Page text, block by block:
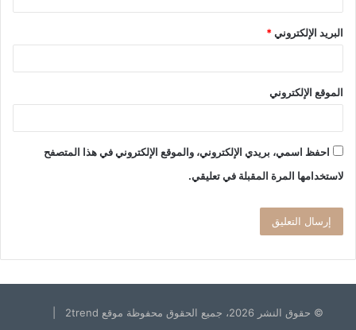
البريد الإلكتروني*
الموقع الإلكتروني
احفظ اسمي، بريدي الإلكتروني، والموقع الإلكتروني في هذا المتصفح
لاستخدامها المرة المقبلة في تعليقي.
© حقوق النشر 2026، جميع الحقوق محفوظة موقع 2trend |